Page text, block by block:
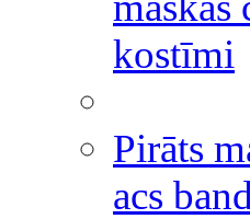
kostīmi
Pirāts
acs